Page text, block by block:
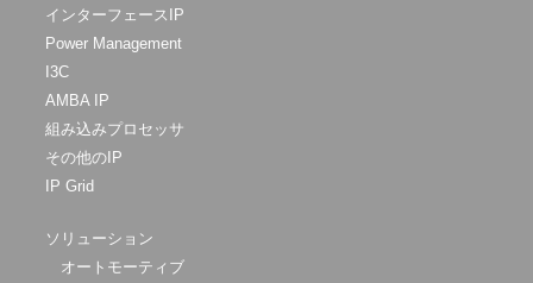
インターフェースIP
Power Management
I3C
AMBA IP
組み込みプロセッサ
その他のIP
IP Grid
ソリューション
オートモーティブ